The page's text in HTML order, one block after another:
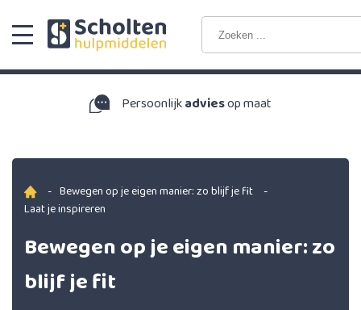
Persoonlijkadviesop maat
- Bewegen op je eigen manier: zo blijf je fit
-
Laat je inspireren
Bewegen op je eigen manier: zo
blijf je fit